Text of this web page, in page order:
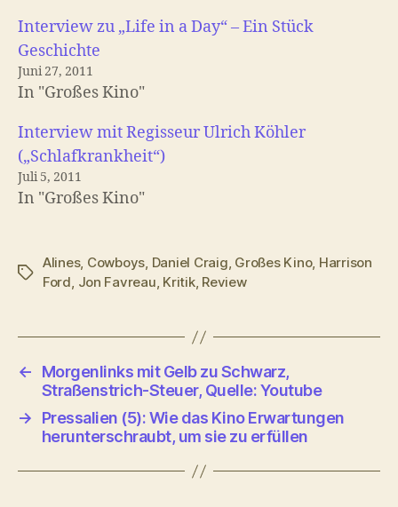
Interview zu „Life in a Day“ – Ein Stück
Geschichte
Juni 27, 2011
In "Großes Kino"
Interview mit Regisseur Ulrich Köhler
(„Schlafkrankheit“)
Juli 5, 2011
In "Großes Kino"
Schlagwörter
Alines, Cowboys, Daniel Craig, Großes Kino, Harrison
Ford, Jon Favreau, Kritik, Review
←
Morgenlinks mit Gelb zu Schwarz,
Straßenstrich-Steuer, Quelle: Youtube
→
Pressalien (5): Wie das Kino Erwartungen
herunterschraubt, um sie zu erfüllen